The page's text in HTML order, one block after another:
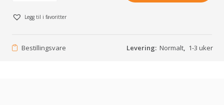
Legg til i favoritter
Bestillingsvare Levering: Normalt, 1-3 uker